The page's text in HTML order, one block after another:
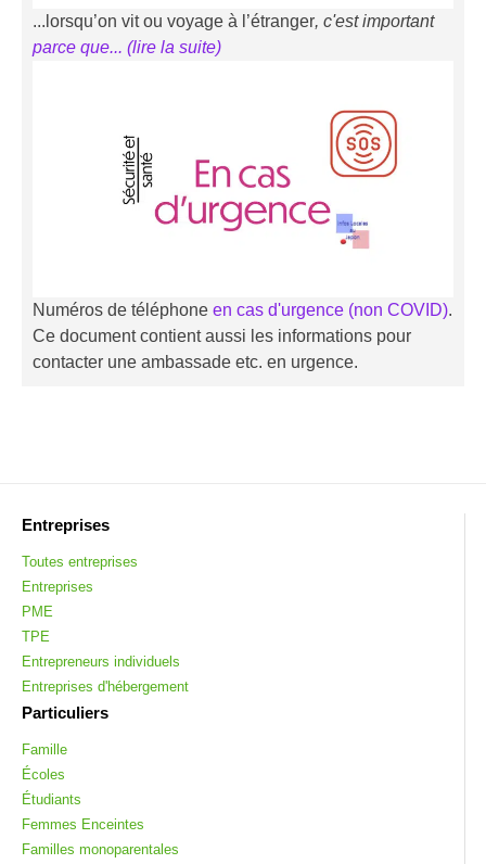
...lorsqu’on vit ou voyage à l’étranger, c'est important
parce que... (lire la suite)
Numéros de téléphone en cas d'urgence (non COVID).
Ce document contient aussi les informations pour
contacter une ambassade etc. en urgence.
Entreprises
Toutes entreprises
Entreprises
PME
TPE
Entrepreneurs individuels
Entreprises d'hébergement
Particuliers
Famille
Écoles
Étudiants
Femmes Enceintes
Familles monoparentales